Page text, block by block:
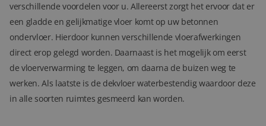
verschillende voordelen voor u. Allereerst zorgt het ervoor dat er
een gladde en gelijkmatige vloer komt op uw betonnen
ondervloer. Hierdoor kunnen verschillende vloerafwerkingen
direct erop gelegd worden. Daarnaast is het mogelijk om eerst
de vloerverwarming te leggen, om daarna de buizen weg te
werken.Als laatste is de dekvloer waterbestendig waardoor deze
in alle soorten ruimtes gesmeerd kan worden.